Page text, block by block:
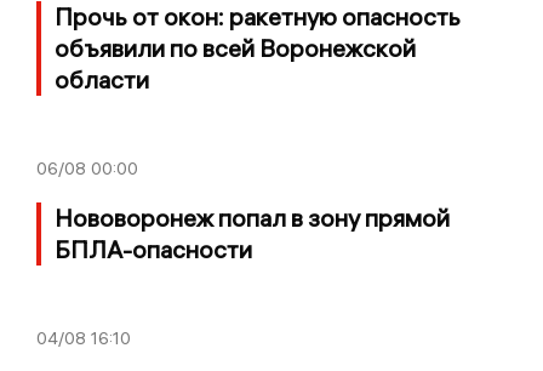
Прочь от окон: ракетную опасность
объявили по всей Воронежской
области
06/08 00:00
Нововоронеж попал в зону прямой
БПЛА-опасности
04/08 16:10